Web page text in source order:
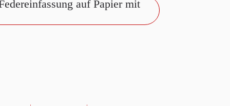
auf Papier mit